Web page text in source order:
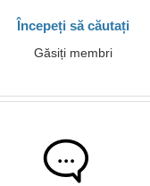
Începeți să căutați
Găsiți membri